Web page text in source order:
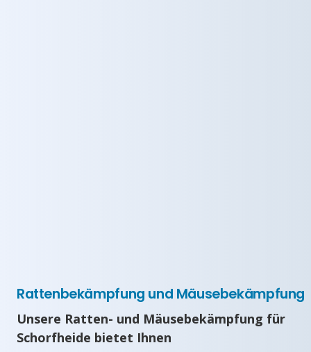
Rattenbekämpfung und Mäusebekämpfung
Unsere Ratten- und Mäusebekämpfung für
Schorfheide bietet Ihnen